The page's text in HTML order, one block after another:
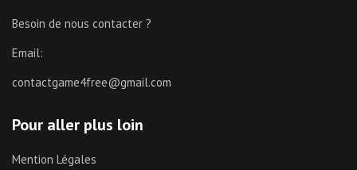
Besoin de nous contacter ?
Email:
contactgame4free@gmail.com
Pour aller plus loin
Mention Légales